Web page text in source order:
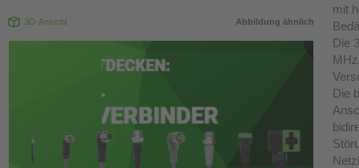
3D-Ansicht Abbildung ähnlich
mit
Die
Die